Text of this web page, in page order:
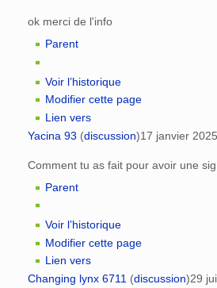
ok merci de l'info
Parent
Voir l’historique
Modifier cette page
Lien vers
Yacina 93 (discussion)17 janvier
Comment tu as fait pour avoir une
Parent
Voir l’historique
Modifier cette page
Lien vers
Changing lynx 6711 (discussion)29